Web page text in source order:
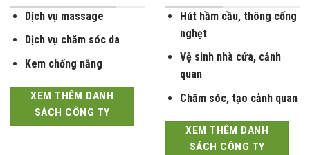
Dịch vụ massage
Dịch vụ chăm sóc da
Kem chống nắng
XEM THÊM DANH
SÁCH CÔNG TY
Hút hầm cầu, thông cống
nghẹt
Vệ sinh nhà cửa, cảnh
quan
Chăm sóc, tạo cảnh quan
XEM THÊM DANH
SÁCH CÔNG TY